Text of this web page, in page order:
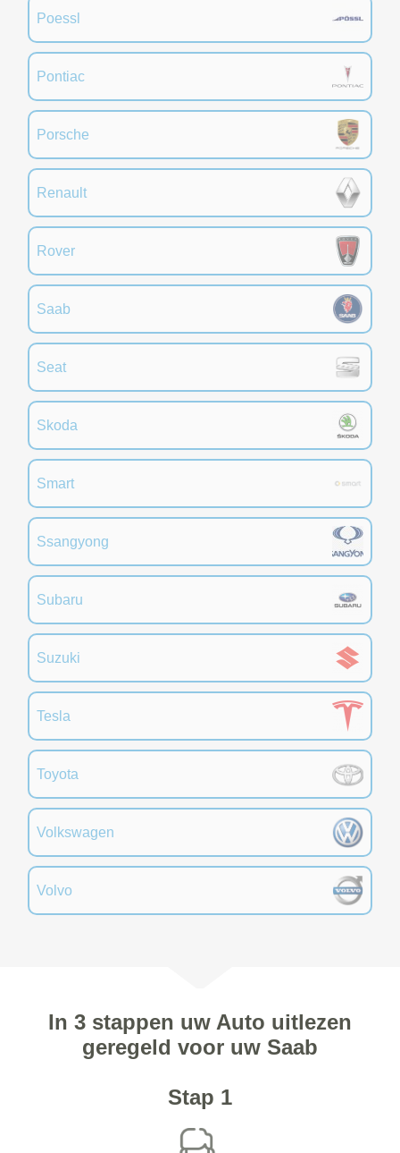
Poessl
Pontiac
Porsche
Renault
Rover
Saab
Seat
Skoda
Smart
Ssangyong
Subaru
Suzuki
Tesla
Toyota
Volkswagen
Volvo
In 3 stappen uw Auto uitlezen
geregeld voor uw Saab
Stap 1